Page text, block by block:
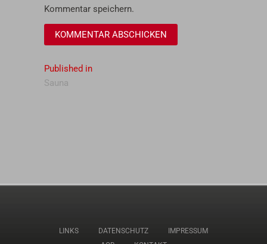
Kommentar speichern.
Beitragsnavigation
Published in
Sauna
LINKS DATENSCHUTZ
IMPRESSUM